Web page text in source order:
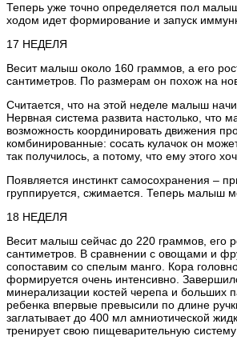
Теперь уже точно определяется пол
ходом идет формирование и запуск
17 НЕДЕЛЯ
Весит малыш около 160 граммов, а его
сантиметров. По размерам он похож на
Считается, что на этой неделе малыш
Нервная система развита настолько, что
возможность координировать движения
комбинированные: сосать кулачок он
так получилось, а потому, что ему этого
Появляется инстинкт самосохранения –
группируется, сжимается. Теперь малыш
18 НЕДЕЛЯ
Весит малыш сейчас до 220 граммов, его
сантиметров. В сравнении с овощами и
сопоставим со спелым манго. Кора
формируется очень интенсивно.
минерализации костей черепа и больших
ребенка впервые превысили по длине
заглатывает до 400 мл амниотической
тренирует свою пищеварительную